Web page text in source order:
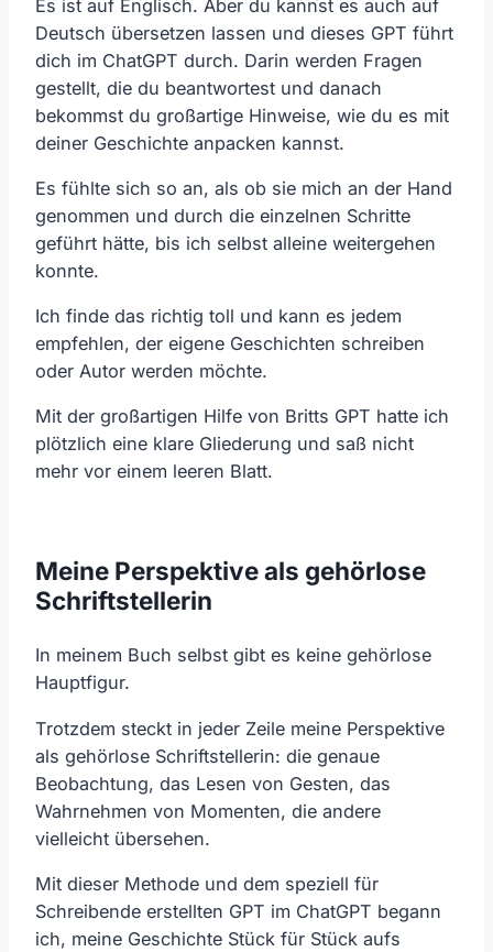
Es ist auf Englisch. Aber du kannst es auch auf
Deutsch übersetzen lassen und dieses GPT führt
dich im ChatGPT durch. Darin werden Fragen
gestellt, die du beantwortest und danach
bekommst du großartige Hinweise, wie du es mit
deiner Geschichte anpacken kannst.
Es fühlte sich so an, als ob sie mich an der Hand
genommen und durch die einzelnen Schritte
geführt hätte, bis ich selbst alleine weitergehen
konnte.
Ich finde das richtig toll und kann es jedem
empfehlen, der eigene Geschichten schreiben
oder Autor werden möchte.
Mit der großartigen Hilfe von Britts GPT hatte ich
plötzlich eine klare Gliederung und saß nicht
mehr vor einem leeren Blatt.
Meine Perspektive als gehörlose
Schriftstellerin
In meinem Buch selbst gibt es keine gehörlose
Hauptfigur.
Trotzdem steckt in jeder Zeile meine Perspektive
als gehörlose Schriftstellerin: die genaue
Beobachtung, das Lesen von Gesten, das
Wahrnehmen von Momenten, die andere
vielleicht übersehen.
Mit dieser Methode und dem speziell für
Schreibende erstellten GPT im ChatGPT begann
ich, meine Geschichte Stück für Stück aufs